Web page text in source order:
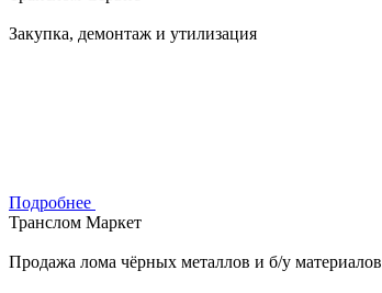
Закупка, демонтаж и утилизация
Подробнее
Транслом Маркет
Продажа лома чёрных металлов и б/у материалов